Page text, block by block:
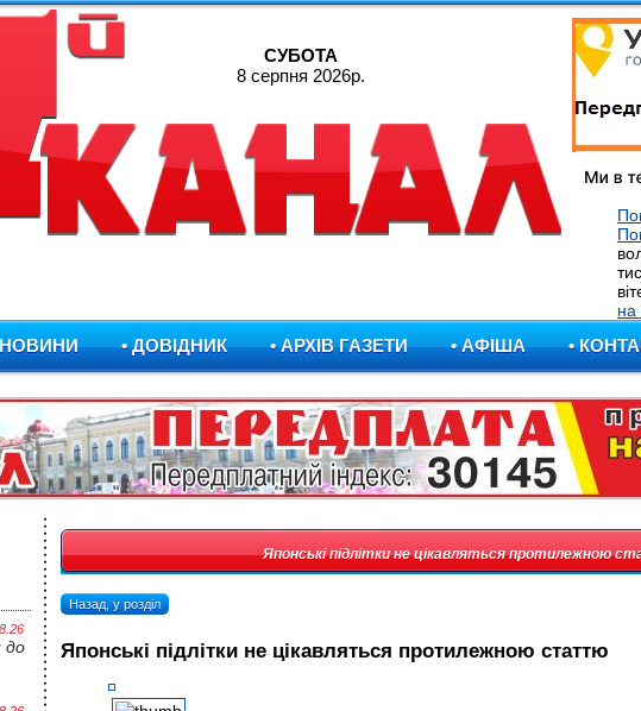
СУБОТА
8 серпня 2026р.
на
НОВИНИ • ДОВІДНИК • АРХІВ ГАЗЕТИ • АФІША •
до
Японські підлітки не цікавляться протилежною
Назад, у розділ
Японські підлітки не цікавляться протилежною статтю